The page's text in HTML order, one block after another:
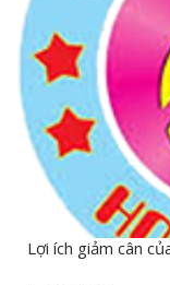
Lợi ích giảm cân